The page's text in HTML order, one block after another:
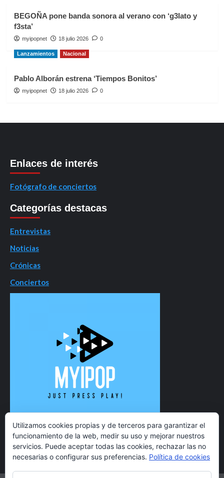
BEGOÑA pone banda sonora al verano con ‘g3lato y
f3sta’
myipopnet 18 julio 2026 0
Lanzamientos Nacional
Pablo Alborán estrena ‘Tiempos Bonitos’
myipopnet 18 julio 2026 0
Enlaces de interés
Fotógrafo de conciertos
Categorías destacas
Entrevistas
Noticias
Crónicas
Conciertos
Utilizamos cookies propias y de terceros para garantizar el
funcionamiento de la web, medir su uso y mejorar nuestros
servicios. Puede aceptar todas las cookies, rechazar las no
necesarias o configurar sus preferencias. Política de cookies